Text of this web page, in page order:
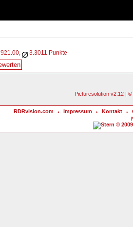
921.00, 3.3011 Punkte
Picturesolution v2.12 |
RDRvision.com * Impressum * Kontakt *
©